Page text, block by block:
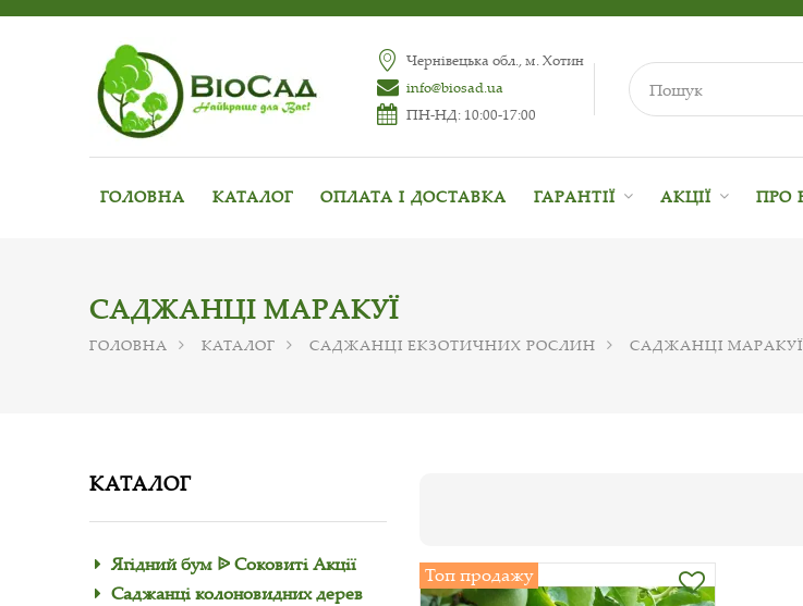
Чернівецька обл., м. Хотин
info@biosad.ua
ПН-НД: 10:00-17:00
ГОЛОВНА КАТАЛОГ ОПЛАТА І ДОСТАВКА ГАРАНТІЇ АКЦІЇ ПРО
САДЖАНЦІ МАРАКУЇ
ГОЛОВНА КАТАЛОГ САДЖАНЦІ ЕКЗОТИЧНИХ РОСЛИН САДЖАНЦІ МАРАКУЇ
КАТАЛОГ
Ягідний бум ᐉ Соковиті Акції
Саджанці колоновидних дерев
Топ продажу